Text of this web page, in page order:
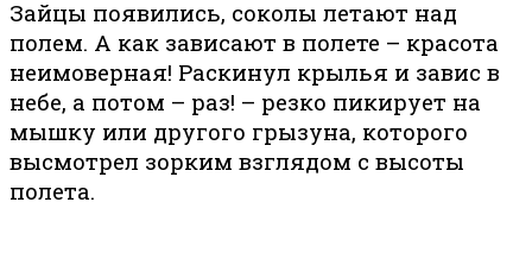
Зайцы появились, соколы летают над
полем. А как зависают в полете – красота
неимоверная! Раскинул крылья и завис в
небе, а потом – раз! – резко пикирует на
мышку или другого грызуна, которого
высмотрел зорким взглядом с высоты
полета.